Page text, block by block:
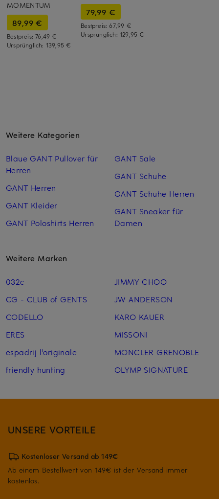
MOMENTUM
89,99 €
Bestpreis:76,49 €
Ursprünglich: 139,95 €
79,99 €
Bestpreis:67,99 €
Ursprünglich: 129,95 €
Weitere Kategorien
Blaue GANT Pullover für
Herren
GANT Herren
GANT Kleider
GANT Poloshirts Herren
GANT Sale
GANT Schuhe
GANT Schuhe Herren
GANT Sneaker für
Damen
Weitere Marken
032c
CG - CLUB of GENTS
CODELLO
ERES
espadrij l'originale
friendly hunting
JIMMY CHOO
JW ANDERSON
KARO KAUER
MISSONI
MONCLER GRENOBLE
OLYMP SIGNATURE
UNSERE VORTEILE
Kostenloser Versand ab 149€
Ab einem Bestellwert von 149€ ist der Versand immer
kostenlos.